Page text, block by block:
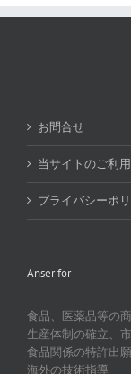
お問合せ
当サイトのご利
プライバシーポ
Anser for
食品、医薬品等の
生産体制の確立、
食品関係の特許出願
海外の技術指導